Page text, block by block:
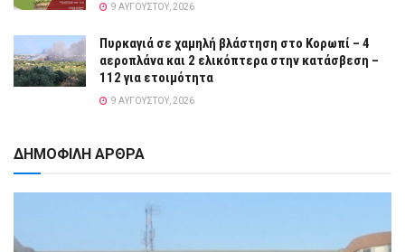
9 ΑΥΓΟΎΣΤΟΥ, 2026
Πυρκαγιά σε χαμηλή βλάστηση στο Κορωπί – 4
αεροπλάνα και 2 ελικόπτερα στην κατάσβεση –
112 για ετοιμότητα
9 ΑΥΓΟΎΣΤΟΥ, 2026
ΔΗΜΟΦΙΛΗ ΑΡΘΡΑ